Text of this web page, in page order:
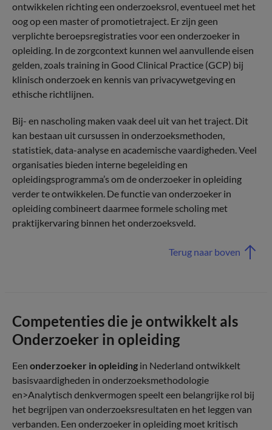
ontwikkelen richting een onderzoeksrol, eventueel met het
oog op een master of promotietraject. Er zijn geen
verplichte beroepsregistraties voor een onderzoeker in
opleiding. In de zorgcontext kunnen wel aanvullende eisen
gelden, zoals training in Good Clinical Practice (GCP) bij
klinisch onderzoek en kennis van privacywetgeving en
ethische richtlijnen.
Bij- en nascholing maken vaak deel uit van het traject. Dit
kan bestaan uit cursussen in onderzoeksmethoden,
statistiek, data-analyse en academische vaardigheden. Veel
organisaties bieden interne begeleiding en
opleidingsprogramma’s om de onderzoeker in opleiding
verder te ontwikkelen. De functie van onderzoeker in
opleiding combineert daarmee formele scholing met
praktijkervaring binnen het onderzoeksveld.
Terug naar boven
Competenties die je ontwikkelt als
Onderzoeker in opleiding
Een onderzoeker in opleiding in Nederland ontwikkelt
basisvaardigheden in onderzoeksmethodologie
en>Analytisch denkvermogen speelt een belangrijke rol bij
het begrijpen van onderzoeksresultaten en het leggen van
verbanden. Een onderzoeker in opleiding moet kritisch